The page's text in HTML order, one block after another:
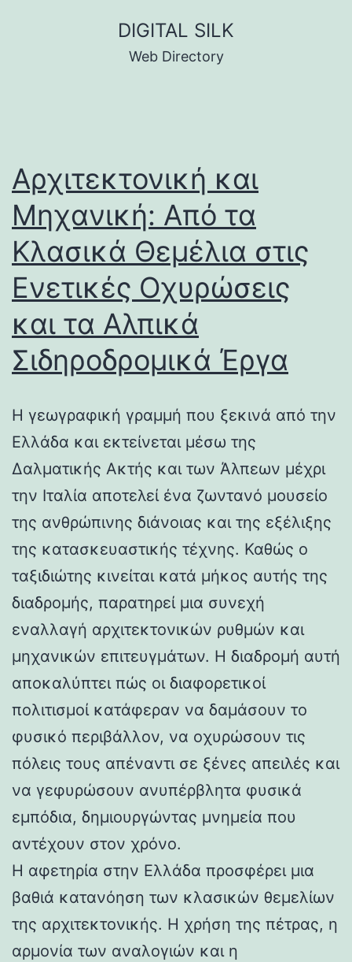
DIGITAL SILK
Web Directory
Αρχιτεκτονική και
Μηχανική: Από τα
Κλασικά Θεμέλια στις
Ενετικές Οχυρώσεις
και τα Αλπικά
Σιδηροδρομικά Έργα
Η γεωγραφική γραμμή που ξεκινά από την
Ελλάδα και εκτείνεται μέσω της
Δαλματικής Ακτής και των Άλπεων μέχρι
την Ιταλία αποτελεί ένα ζωντανό μουσείο
της ανθρώπινης διάνοιας και της εξέλιξης
της κατασκευαστικής τέχνης. Καθώς ο
ταξιδιώτης κινείται κατά μήκος αυτής της
διαδρομής, παρατηρεί μια συνεχή
εναλλαγή αρχιτεκτονικών ρυθμών και
μηχανικών επιτευγμάτων. Η διαδρομή αυτή
αποκαλύπτει πώς οι διαφορετικοί
πολιτισμοί κατάφεραν να δαμάσουν το
φυσικό περιβάλλον, να οχυρώσουν τις
πόλεις τους απέναντι σε ξένες απειλές και
να γεφυρώσουν ανυπέρβλητα φυσικά
εμπόδια, δημιουργώντας μνημεία που
αντέχουν στον χρόνο.
Η αφετηρία στην Ελλάδα προσφέρει μια
βαθιά κατανόηση των κλασικών θεμελίων
της αρχιτεκτονικής. Η χρήση της πέτρας, η
αρμονία των αναλογιών και η